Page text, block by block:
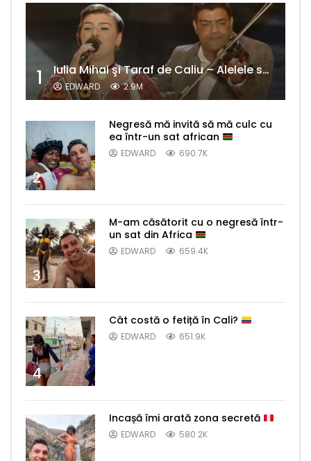
1 Iulia Mihai şi Taraf de Caliu – Alelele sălcioară (@#VedetaPopulară)
EDWARD 2.9M
2
Negresă mă invită să mă culc cu
ea într-un sat african
EDWARD 690.7K
3
M-am căsătorit cu o negresă într-
un sat din Africa
EDWARD 659.4K
4
Cât costă o fetiță în Cali?
EDWARD 651.9K
Incașă îmi arată zona secretă
EDWARD 580.2K